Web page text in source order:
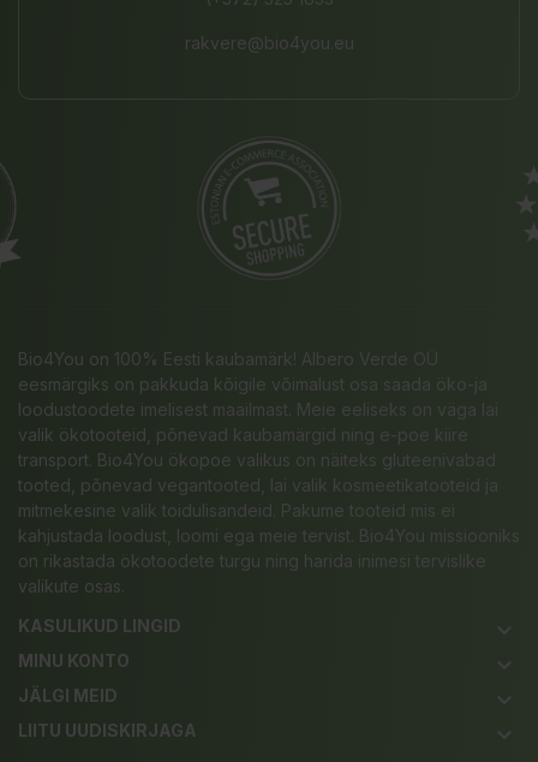
rakvere@bio4you.eu
Bio4You on 100% Eesti kaubamärk! Albero Verde OÜ
eesmärgiks on pakkuda kõigile võimalust osa saada öko-ja
loodustoodete imelisest maailmast. Meie eeliseks on väga lai
valik ökotooteid, põnevad kaubamärgid ning e-poe kiire
transport. Bio4You ökopoe valikus on näiteks gluteenivabad
tooted, põnevad vegantooted, lai valik kosmeetikatooteid ja
mitmekesine valik toidulisandeid. Pakume tooteid mis ei
kahjustada loodust, loomi ega meie tervist. Bio4You missiooniks
on rikastada ökotoodete turgu ning harida inimesi tervislike
valikute osas.
KASULIKUD LINGID
keyboard_arrow_down
MINU KONTO keyboard_arrow_down
JÄLGI MEID keyboard_arrow_down
LIITU UUDISKIRJAGA keyboard_arrow_down